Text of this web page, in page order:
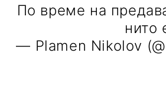
По време на
нито
— Plamen Nikolov